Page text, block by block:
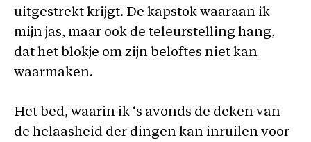
uitgestrekt krijgt. De kapstok waaraan ik
mijn jas, maar ook de teleurstelling hang,
dat het blokje om zijn beloftes niet kan
waarmaken.
Het bed, waarin ik ‘s avonds de deken van
de helaasheid der dingen kan inruilen voor